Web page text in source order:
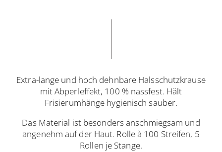
Extra-lange und hoch dehnbare Halsschutzkrause
mit Abperleffekt, 100 % nassfest. Hält
Frisierumhänge hygienisch sauber.
Das Material ist besonders anschmiegsam und
angenehm auf der Haut. Rolle à 100 Streifen, 5
Rollen je Stange.